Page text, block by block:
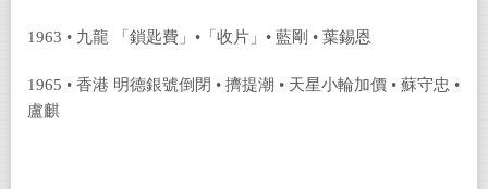
1963 • 九龍 「鎖匙費」•「收片」• 藍剛 • 葉錫恩
1965 • 香港 明德銀號倒閉 • 擠提潮 • 天星小輪加價 • 蘇守忠 •
盧麒